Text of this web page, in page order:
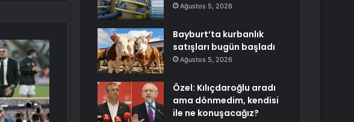
Ağustos 5, 2026
Bayburt’ta kurbanlık
satışları bugün başladı
Ağustos 5, 2026
Özel: Kılıçdaroğlu aradı
ama dönmedim, kendisi
ile ne konuşacağız?